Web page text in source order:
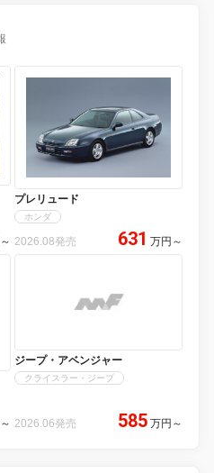
～
プレリュード
ホンダ
2026.08発売 631 万円 ～
～
ジープ・アベンジャー
クライスラー・ジープ
2026.06発売 585 万円 ～